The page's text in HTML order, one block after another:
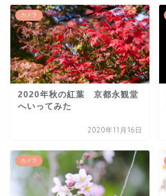
カメラ
2020年秋の紅葉 京都永観堂
へいってみた
2020年11月16日
カメラ